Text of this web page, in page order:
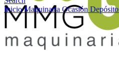
InicioMaquinaria Ocasión